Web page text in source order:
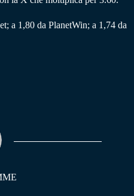
a 1,80 da PlanetWin; a 1,74 da